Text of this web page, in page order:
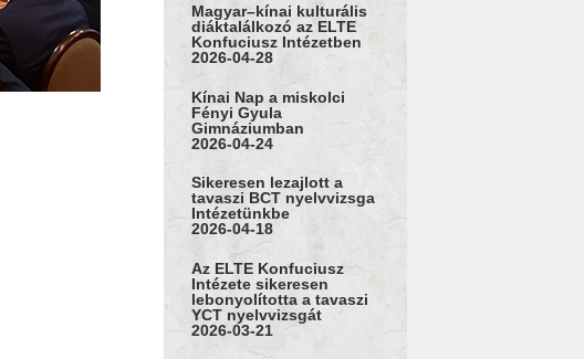
Magyar–kínai kulturális
diáktalálkozó az ELTE
Konfuciusz Intézetben
2026-04-28
Kínai Nap a miskolci
Fényi Gyula
Gimnáziumban
2026-04-24
Sikeresen lezajlott a
tavaszi BCT nyelvvizsga
Intézetünkbe
2026-04-18
Az ELTE Konfuciusz
Intézete sikeresen
lebonyolította a tavaszi
YCT nyelvvizsgát
2026-03-21